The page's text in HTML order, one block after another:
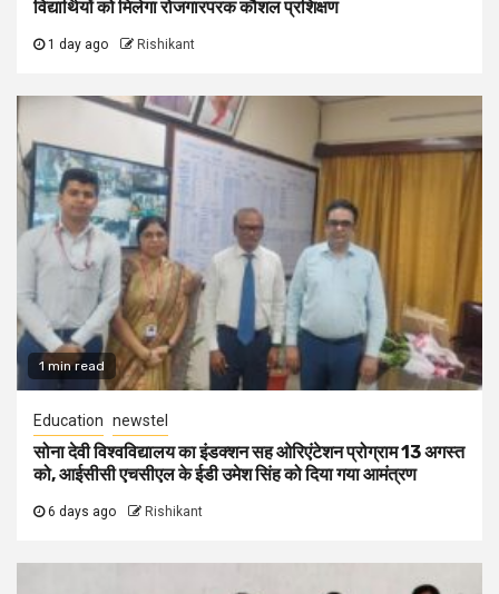
विद्यार्थियों को मिलेगा रोजगारपरक कौशल प्रशिक्षण
1 day ago Rishikant
1 min read
Education newstel
सोना देवी विश्वविद्यालय का इंडक्शन सह ओरिएंटेशन प्रोग्राम 13 अगस्त
को, आईसीसी एचसीएल के ईडी उमेश सिंह को दिया गया आमंत्रण
6 days ago Rishikant